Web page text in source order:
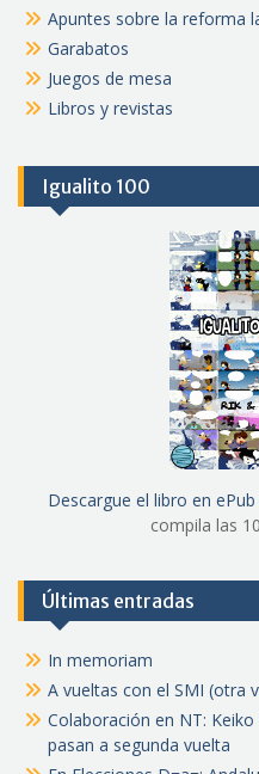
Apuntes sobre la reforma
Garabatos
Juegos de mesa
Libros y revistas
Igualito 100
Descargue el libro en
compila las
Últimas entradas
In memoriam
A vueltas con el SMI (otra
Colaboración en NT:
pasan a segunda vuelta